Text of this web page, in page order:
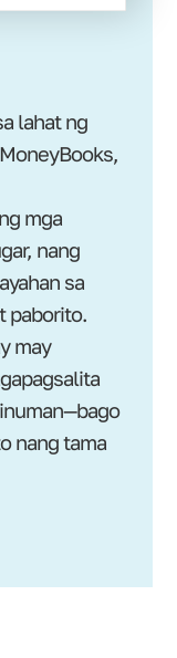
lahat ng
mga
nang
sa
paborito.
may
nang tama